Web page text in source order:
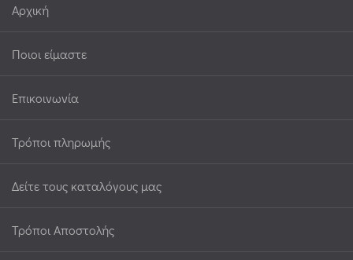
Αρχική
Ποιοι είμαστε
Επικοινωνία
Τρόποι πληρωμής
Δείτε τους καταλόγους μας
Τρόποι Αποστολής